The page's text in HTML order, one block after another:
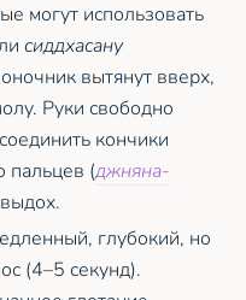
могут использовать
сиддхасану
вытянут вверх,
Руки свободно
кончики
пальцев (джняна-
глубокий, но
(4–5 секунд).